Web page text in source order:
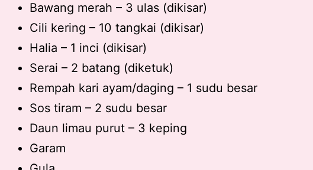
Bawang merah – 3 ulas (dikisar)
Cili kering – 10 tangkai (dikisar)
Halia – 1 inci (dikisar)
Serai – 2 batang (diketuk)
Rempah kari ayam/daging – 1 sudu besar
Sos tiram – 2 sudu besar
Daun limau purut – 3 keping
Garam